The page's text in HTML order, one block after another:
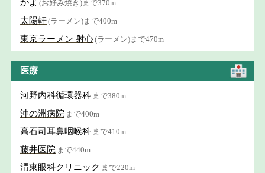
かよ (お好み焼き)まで370m
太陽軒(ラーメン)まで400m
東京ラーメン 射心(ラーメン)まで470m
医療
河野内科循環器科 まで380m
沖の洲病院 まで400m
高石司耳鼻咽喉科 まで410m
藤井医院 まで440m
渭東眼科クリニック まで220m